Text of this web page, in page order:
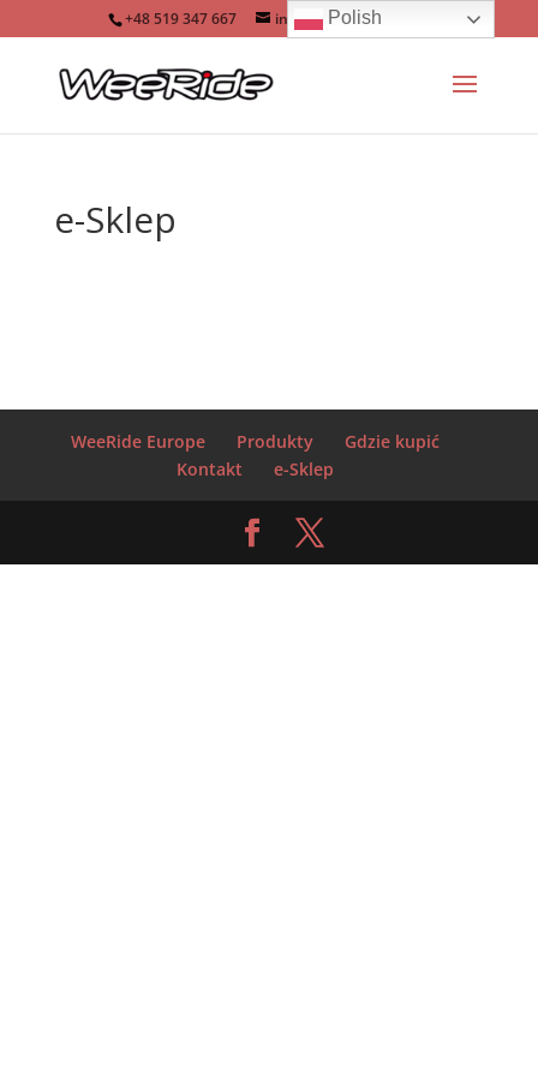
+48 519 347 667 info@jazdarowerem.pl
e-Sklep
WeeRide Europe Produkty
Gdzie kupić
Kontakt
e-Sklep
Polish